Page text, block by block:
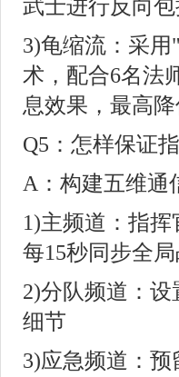
武士进行反向
3)龟缩流：采
术，配合6名法
息效果，最高降
Q5：怎样保证
A：构建五维通
1)主频道：指
每15秒同步全
2)分队频道：
细节
3)应急频道：